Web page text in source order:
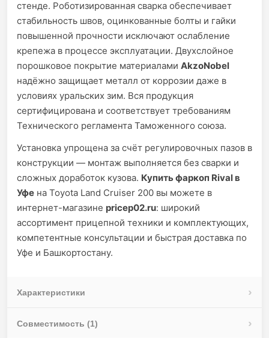
стенде. Роботизированная сварка обеспечивает
стабильность швов, оцинкованные болты и гайки
повышенной прочности исключают ослабление
крепежа в процессе эксплуатации. Двухслойное
порошковое покрытие материалами AkzoNobel
надёжно защищает металл от коррозии даже в
условиях уральских зим. Вся продукция
сертифицирована и соответствует требованиям
Технического регламента Таможенного союза.
Установка упрощена за счёт регулировочных пазов в
конструкции — монтаж выполняется без сварки и
сложных доработок кузова. Купить фаркоп Rival в
Уфе на Toyota Land Cruiser 200 вы можете в
интернет-магазине pricep02.ru: широкий
ассортимент прицепной техники и комплектующих,
компетентные консультации и быстрая доставка по
Уфе и Башкортостану.
Характеристики
Совместимость (1)